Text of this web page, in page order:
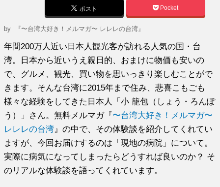
ポスト Pocket
by 『〜台湾大好き！メルマガ〜 レレレの台湾』
年間200万人近い日本人観光客が訪れる人気の国・台
湾。日本から近いうえ親日的、おまけに物価も安いの
で、グルメ、観光、買い物を思いっきり楽しむことがで
きます。そんな台湾に2015年まで住み、悲喜こもごも
様々な経験をしてきた日本人「小 籠包（しょう・ろんぽ
う）」さん。無料メルマガ『〜台湾大好き！メルマガ〜
レレレの台湾 』の中で、その体験談を紹介してくれてい
ますが、今回お届けするのは「現地の病院」について。
実際に病気になってしまったらどうすれば良いのか？ そ
のリアルな体験談を語ってくれています。